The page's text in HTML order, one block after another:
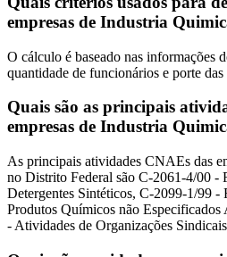
empresas de Industria
O cálculo é baseado nas informações
quantidade de funcionários e porte
Quais são as principais
empresas de Industria
As principais atividades CNAEs das
no Distrito Federal são C-2061-4/00 -
Detergentes Sintéticos, C-2099-1/99 -
Produtos Químicos não
- Atividades de Organizações